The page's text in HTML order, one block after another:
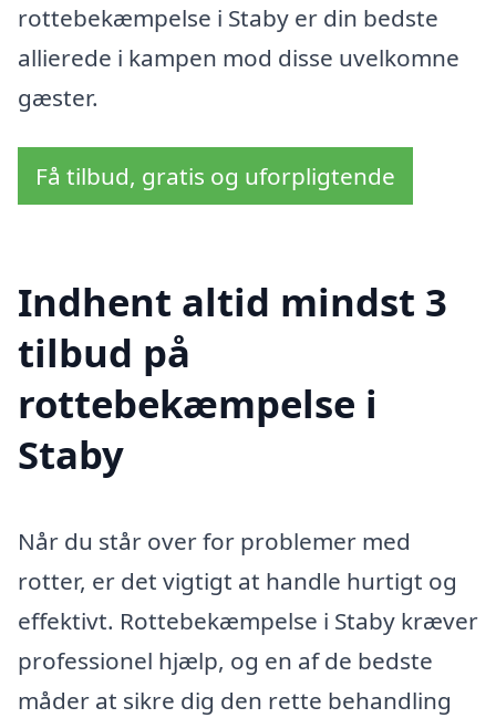
rottebekæmpelse i Staby er din bedste
allierede i kampen mod disse uvelkomne
gæster.
Få tilbud, gratis og uforpligtende
Indhent altid mindst 3
tilbud på
rottebekæmpelse i
Staby
Når du står over for problemer med
rotter, er det vigtigt at handle hurtigt og
effektivt. Rottebekæmpelse i Staby kræver
professionel hjælp, og en af de bedste
måder at sikre dig den rette behandling